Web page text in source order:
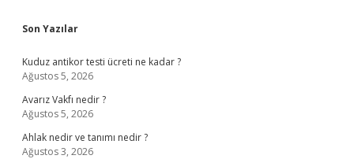
Sidebar
Son Yazılar
Kuduz antikor testi ücreti ne kadar ?
Ağustos 5, 2026
Avarız Vakfı nedir ?
Ağustos 5, 2026
Ahlak nedir ve tanımı nedir ?
Ağustos 3, 2026